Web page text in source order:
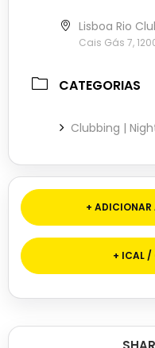
Lisboa Rio
Cais Gás 7,
CATEGORIAS
Clubbing |
+ ADICIONAR
+ ICAL /